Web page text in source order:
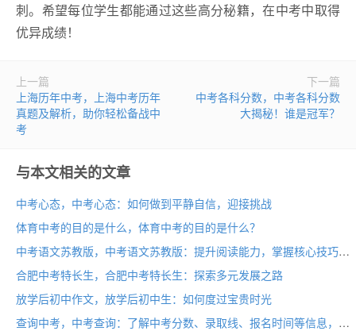
刺。希望每位学生都能通过这些高分秘籍，在中考中取得
优异成绩！
上一篇
上海历年中考，上海中考历年
真题及解析，助你轻松备战中
考
下一篇
中考各科分数，中考各科分数
大揭秘！谁是冠军？
与本文相关的文章
中考心态，中考心态：如何做到平静自信，迎接挑战
体育中考的目的是什么，体育中考的目的是什么？
中考语文苏教版，中考语文苏教版：提升阅读能力，掌握核心技巧！
合肥中考特长生，合肥中考特长生：探索多元发展之路
放学后初中作文，放学后初中生：如何度过宝贵时光
查询中考，中考查询：了解中考分数、录取线、报名时间等信息，助你顺利冲刺！